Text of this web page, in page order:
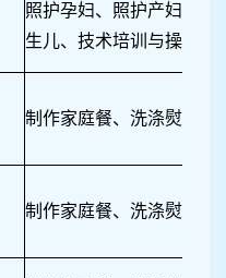
照护孕妇、照护产妇、照
生儿、技术培训与操作指
制作家庭餐、洗涤熨烫收
制作家庭餐、洗涤熨烫收